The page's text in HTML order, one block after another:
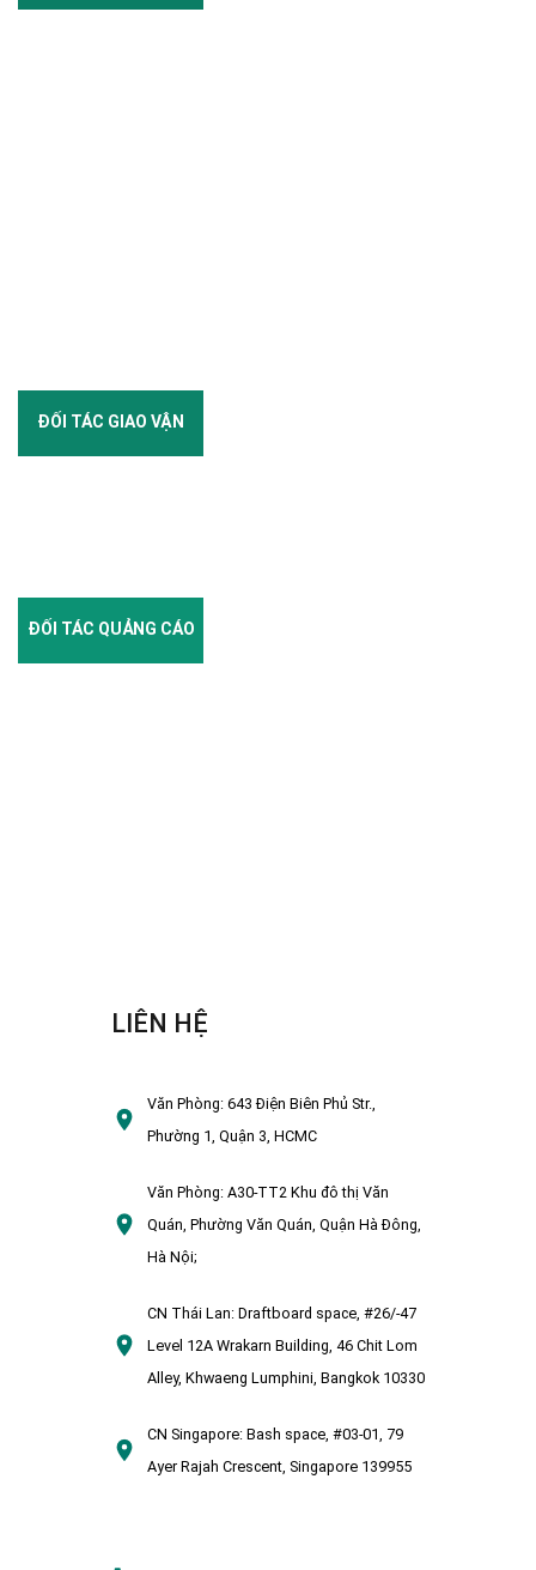
ĐỐI TÁC GIAO VẬN
ĐỐI TÁC QUẢNG CÁO
LIÊN HỆ
Văn Phòng:643 Điện Biên Phủ Str.,
Phường 1, Quận 3, HCMC
Văn Phòng:A30-TT2 Khu đô thị Văn
Quán, Phường Văn Quán, Quận Hà Đông,
Hà Nội;
CN Thái Lan: Draftboard space, #26/-47
Level 12A Wrakarn Building, 46 Chit Lom
Alley, Khwaeng Lumphini, Bangkok 10330
CN Singapore: Bash space, #03-01, 79
Ayer Rajah Crescent, Singapore 139955